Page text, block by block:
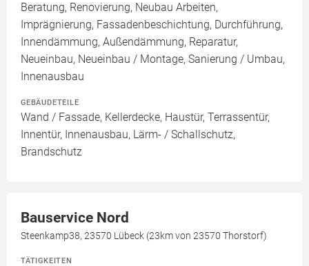
Beratung, Renovierung, Neubau Arbeiten,
Imprägnierung, Fassadenbeschichtung, Durchführung,
Innendämmung, Außendämmung, Reparatur,
Neueinbau, Neueinbau / Montage, Sanierung / Umbau,
Innenausbau
GEBÄUDETEILE
Wand / Fassade, Kellerdecke, Haustür, Terrassentür,
Innentür, Innenausbau, Lärm- / Schallschutz,
Brandschutz
Bauservice Nord
Steenkamp38, 23570 Lübeck (23km von 23570 Thorstorf)
TÄTIGKEITEN